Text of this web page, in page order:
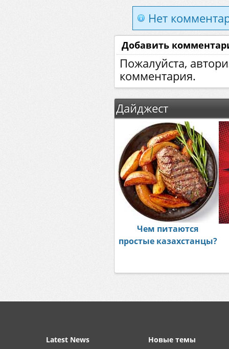
Нет
Добавить
Пожалуйста,
комментария.
Дайджест
Чем питаются
простые казахстанцы?
Latest News Новые темы